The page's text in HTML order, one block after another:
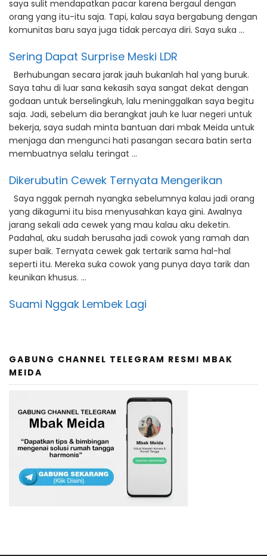
saya sulit mendapatkan pacar karena bergaul dengan
orang yang itu-itu saja. Tapi, kalau saya bergabung dengan
komunitas baru saya juga tidak percaya diri. Saya suka …
Sering Dapat Surprise Meski LDR
Berhubungan secara jarak jauh bukanlah hal yang buruk.
Saya tahu di luar sana kekasih saya sangat dekat dengan
godaan untuk berselingkuh, lalu meninggalkan saya begitu
saja. Jadi, sebelum dia berangkat jauh ke luar negeri untuk
bekerja, saya sudah minta bantuan dari mbak Meida untuk
menjaga dan mengunci hati pasangan secara batin serta
membuatnya selalu teringat …
Dikerubutin Cewek Ternyata Mengerikan
Saya nggak pernah nyangka sebelumnya kalau jadi orang
yang dikagumi itu bisa menyusahkan kaya gini. Awalnya
jarang sekali ada cewek yang mau kalau aku deketin.
Padahal, aku sudah berusaha jadi cowok yang ramah dan
super baik. Ternyata cewek gak tertarik sama hal-hal
seperti itu. Mereka suka cowok yang punya daya tarik dan
keunikan khusus. …
Suami Nggak Lembek Lagi
GABUNG CHANNEL TELEGRAM RESMI MBAK
MEIDA